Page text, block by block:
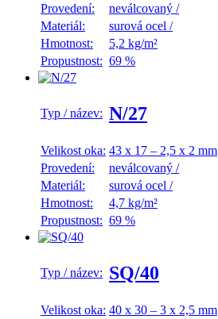
Provedení:
neválcovaný /
Materiál:
surová ocel /
Hmotnost:
5,2 kg/m²
Propustnost: 69 %
Typ / název: N/27
Velikost oka: 43 x 17 – 2,5 x 2 mm
Provedení:
neválcovaný /
Materiál:
surová ocel /
Hmotnost:
4,7 kg/m²
Propustnost: 69 %
Typ / název: SQ/40
Velikost oka: 40 x 30 – 3 x 2,5 mm